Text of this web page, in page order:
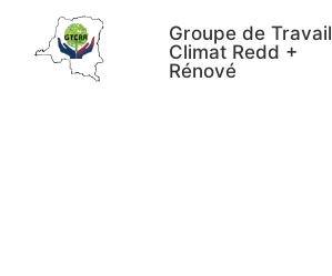
Groupe de Travail
Climat Redd +
Rénové